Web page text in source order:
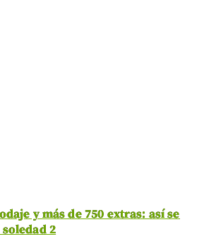
y más de 750 extras: así se
2